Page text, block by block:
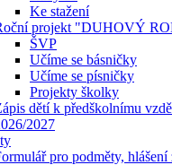
Ke stažení
projekt "DUHOVÝ
ŠVP
Učíme se básničky
Učíme se písničky
Projekty školky
dětí k předškolnímu
2027
pro podměty, hlášení